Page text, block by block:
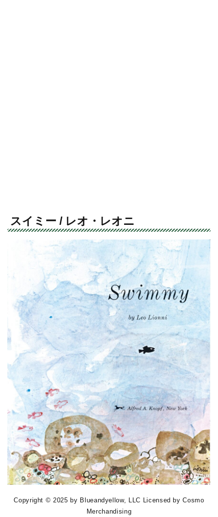
スイミー / レオ・レオニ
Copyright © 2025 by Blueandyellow, LLC Licensed by Cosmo
Merchandising